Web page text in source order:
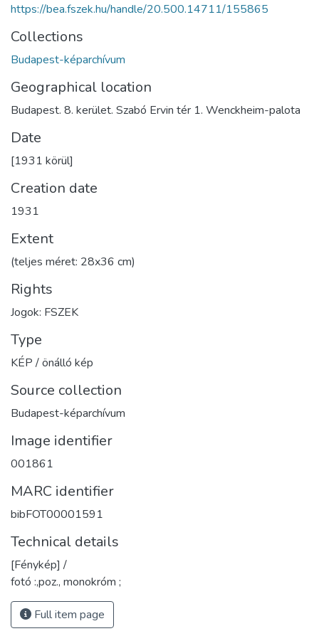
https://bea.fszek.hu/handle/20.500.14711/155865
Collections
Budapest-képarchívum
Geographical location
Budapest. 8. kerület. Szabó Ervin tér 1. Wenckheim-palota
Date
[1931 körül]
Creation date
1931
Extent
(teljes méret: 28x36 cm)
Rights
Jogok: FSZEK
Type
KÉP / önálló kép
Source collection
Budapest-képarchívum
Image identifier
001861
MARC identifier
bibFOT00001591
Technical details
[Fénykép] /
fotó :,poz., monokróm ;
Full item page